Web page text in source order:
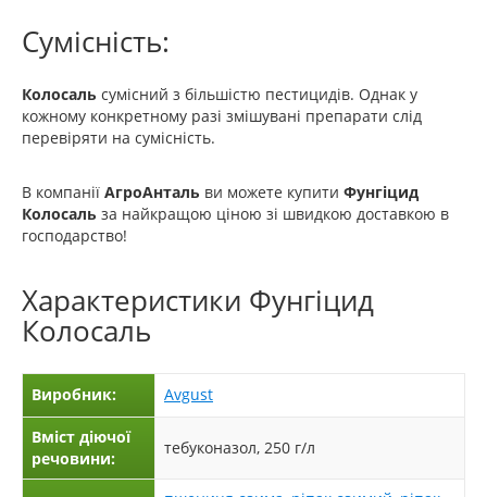
Сумісність:
Колосаль сумісний з більшістю пестицидів. Однак у
кожному конкретному разі змішувані препарати слід
перевіряти на сумісність.
В компанії АгроАнталь ви можете купити Фунгіцид
Колосаль за найкращою ціною зі швидкою доставкою в
господарство!
Характеристики Фунгіцид
Колосаль
Виробник: Avgust
Вміст діючої
речовини:
тебуконазол, 250 г/л